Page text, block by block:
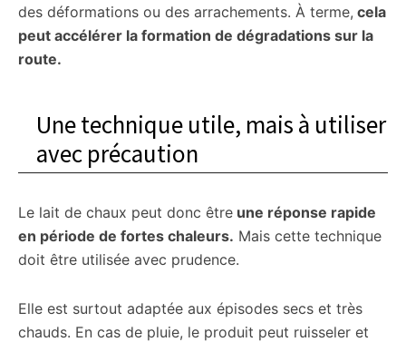
des déformations ou des arrachements. À terme, cela
peut accélérer la formation de dégradations sur la
route.
Une technique utile, mais à utiliser
avec précaution
Le lait de chaux peut donc être une réponse rapide
en période de fortes chaleurs. Mais cette technique
doit être utilisée avec prudence.
Elle est surtout adaptée aux épisodes secs et très
chauds. En cas de pluie, le produit peut ruisseler et